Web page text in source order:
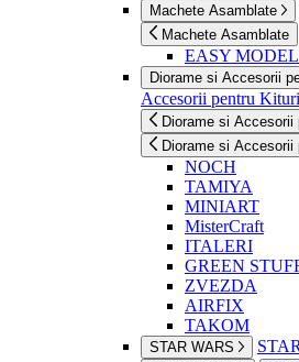
Machete Asamblate
Machete Asamblate
EASY MODEL
Diorame si Accesorii
Accesorii pentru Kituri
Diorame si Accesorii
Diorame si Accesorii
NOCH
TAMIYA
MINIART
MisterCraft
ITALERI
GREEN
ZVEZDA
AIRFIX
TAKOM
STAR WARS